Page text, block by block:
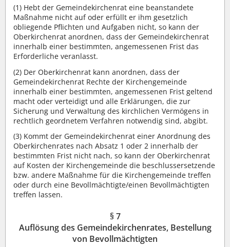
(1) Hebt der Gemeindekirchenrat eine beanstandete
Maßnahme nicht auf oder erfüllt er ihm gesetzlich
obliegende Pflichten und Aufgaben nicht, so kann der
Oberkirchenrat anordnen, dass der Gemeindekirchenrat
innerhalb einer bestimmten, angemessenen Frist das
Erforderliche veranlasst.
(2) Der Oberkirchenrat kann anordnen, dass der
Gemeindekirchenrat Rechte der Kirchengemeinde
innerhalb einer bestimmten, angemessenen Frist geltend
macht oder verteidigt und alle Erklärungen, die zur
Sicherung und Verwaltung des kirchlichen Vermögens in
rechtlich geordnetem Verfahren notwendig sind, abgibt.
(3) Kommt der Gemeindekirchenrat einer Anordnung des
Oberkirchenrates nach Absatz 1 oder 2 innerhalb der
bestimmten Frist nicht nach, so kann der Oberkirchenrat
auf Kosten der Kirchengemeinde die beschlussersetzende
bzw. andere Maßnahme für die Kirchengemeinde treffen
oder durch eine Bevollmächtigte/einen Bevollmächtigten
treffen lassen.
§ 7
Auflösung des Gemeindekirchenrates, Bestellung
von Bevollmächtigten